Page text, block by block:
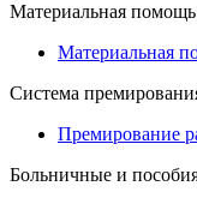
Материальная помощь
Материальная
Система
Премирование
Больничные и